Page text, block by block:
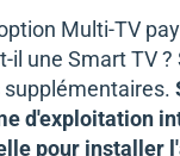
Multi-TV
il une Smart TV
supplémentaires.
d'exploitation
pour installer